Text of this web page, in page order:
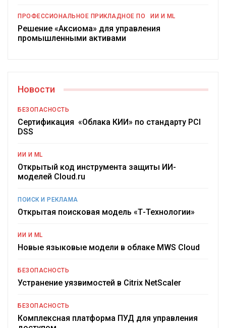
ПРОФЕССИОНАЛЬНОЕ ПРИКЛАДНОЕ ПО ИИ И ML
Решение «Аксиома» для управления
промышленными активами
Новости
БЕЗОПАСНОСТЬ
Сертификация «Облака КИИ» по стандарту PCI
DSS
ИИ И ML
Открытый код инструмента защиты ИИ-
моделей Cloud.ru
ПОИСК И РЕКЛАМА
Открытая поисковая модель «Т-Технологии»
ИИ И ML
Новые языковые модели в облаке MWS Cloud
БЕЗОПАСНОСТЬ
Устранение уязвимостей в Citrix NetScaler
БЕЗОПАСНОСТЬ
Комплексная платформа ПУД для управления